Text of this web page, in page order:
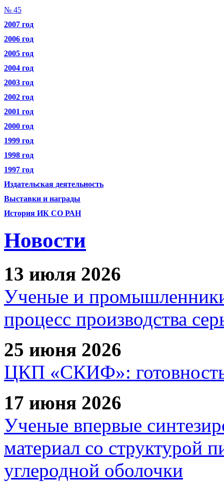
№ 45
2007 год
2006 год
2005 год
2004 год
2003 год
2002 год
2001 год
2000 год
1999 год
1998 год
1997 год
Издательская деятельность
Выставки и награды
История ИК СО РАН
Новости
13 июля 2026
Ученые и
процесс производства
25 июня 2026
ЦКП «СКИФ»: готовность
17 июня 2026
Ученые впервые
материал со структурой
углеродной оболочки